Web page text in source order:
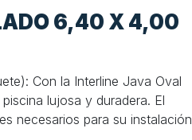
6,40 X 4,00
Con la Interline Java Oval
lujosa y duradera. El
necesarios para su instalación